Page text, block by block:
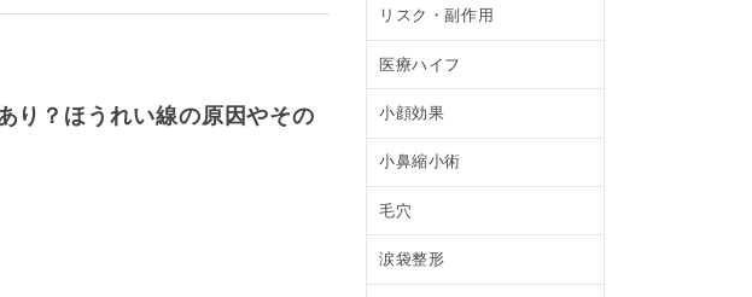
り？ほうれい線の原因やその
リスク・副作用
医療ハイフ
小顔効果
小鼻縮小術
毛穴
涙袋整形